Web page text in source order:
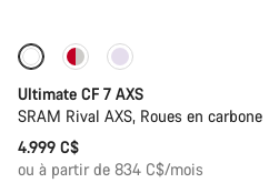
Ultimate CF 7 AXS
SRAM Rival AXS, Roues en carbone
4.999 C$
ou à partir de 834 C$/mois